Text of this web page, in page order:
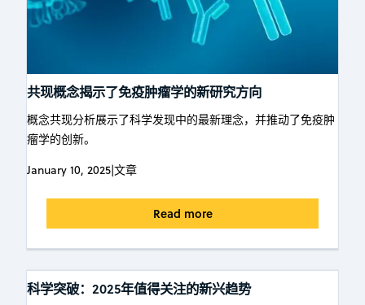
共现概念揭示了免疫肿瘤学的新研究方向
概念共现分析展示了科学发现中的最新理念，并推动了免疫肿
瘤学的创新。
January 10, 2025|文章
Read more
科学突破：2025年值得关注的新兴趋势